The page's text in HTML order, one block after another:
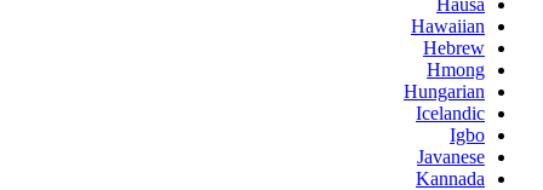
Hawaiian
Hebrew
Hmong
Hungarian
Icelandic
Igbo
Javanese
Kannada